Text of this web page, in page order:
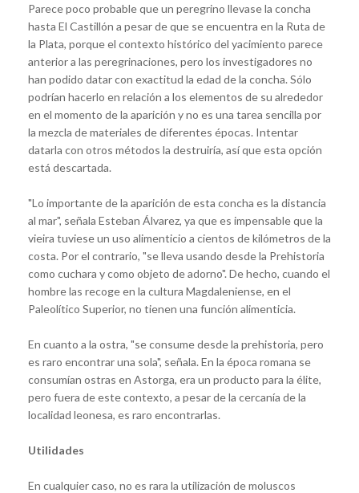
Parece poco probable que un peregrino llevase la concha
hasta El Castillón a pesar de que se encuentra en la Ruta de
la Plata, porque el contexto histórico del yacimiento parece
anterior a las peregrinaciones, pero los investigadores no
han podido datar con exactitud la edad de la concha. Sólo
podrían hacerlo en relación a los elementos de su alrededor
en el momento de la aparición y no es una tarea sencilla por
la mezcla de materiales de diferentes épocas. Intentar
datarla con otros métodos la destruiría, así que esta opción
está descartada.
"Lo importante de la aparición de esta concha es la distancia
al mar", señala Esteban Álvarez, ya que es impensable que la
vieira tuviese un uso alimenticio a cientos de kilómetros de la
costa. Por el contrario, "se lleva usando desde la Prehistoria
como cuchara y como objeto de adorno". De hecho, cuando el
hombre las recoge en la cultura Magdaleniense, en el
Paleolítico Superior, no tienen una función alimenticia.
En cuanto a la ostra, "se consume desde la prehistoria, pero
es raro encontrar una sola", señala. En la época romana se
consumían ostras en Astorga, era un producto para la élite,
pero fuera de este contexto, a pesar de la cercanía de la
localidad leonesa, es raro encontrarlas.
Utilidades
En cualquier caso, no es rara la utilización de moluscos